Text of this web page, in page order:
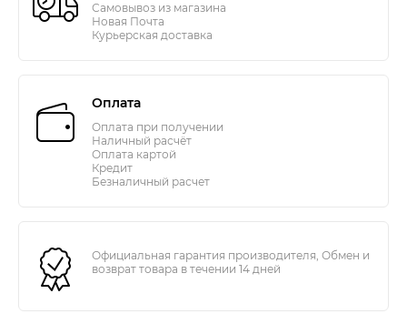
Самовывоз из магазина
Новая Почта
Курьерская доставка
Оплата
Оплата при получении
Наличный расчёт
Оплата картой
Кредит
Безналичный расчет
Официальная гарантия производителя, Обмен и
возврат товара в течении 14 дней